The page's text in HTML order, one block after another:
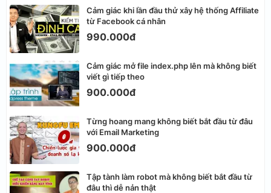
Cảm giác khi lần đầu thử xây hệ thống Affiliate
từ Facebook cá nhân
990.000đ
Cảm giác mở file index.php lên mà không biết
viết gì tiếp theo
900.000đ
Từng hoang mang không biết bắt đầu từ đâu
với Email Marketing
900.000đ
Tập tành làm robot mà không biết bắt đầu từ
đâu thì dễ nản thật